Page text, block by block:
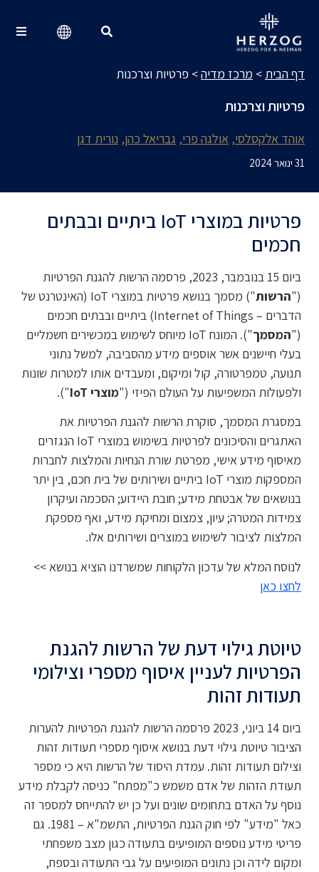
דף הבית > מרכז מדיה> פרטיות וצרכנות
פרטיות וצרכנות
אוהד אלקסלסי אולגה פרי גבריאל כהן נורית דגן
31 ינואר 2024
פרטיות במוצרי IoT ביתיים ובבתים
חכמים
ביום 15 בנובמבר, 2023, פרסמה הרשות להגנת הפרטיות
("הרשות
") מסמך בנושא פרטיות במוצרי IoT (האינטרנט של
הדברים – Internet of Things) ביתיים ובבתים חכמים
("המסמך
"). המונח IoT מיוחס לשימוש במכשירים חשמליים
בעלי חיישנים אשר אוספים מידע מהסביבה, למשל נתוני
תנועה, טמפרטורה, קול ומיקום, ומעבדים אותו למטרות שונות
ולפעולות המשפיעות על העולם הפיזי ("מוצרי IoT
").
במסגרת המסמך, סוקרת הרשות להגנת הפרטיות את
האתגרים והסיכונים לפרטיות בשימוש במוצרי IoT הנגזרים
מאיסוף מידע אישי, מפרטת שורת הנחיות והמלצות לחברות
המספקות מוצרי IoT ביתיים ושירותים של בית חכם, בין יתר
בנושאים של אבטחת מידע; חובת היידוע; הסכמה ועיקרון
צמידות המטרה; עיון, צמצום ומחיקת מידע, ואף מספקת
המלצות לציבור לשימוש במוצרים ושירותים אלו.
לנוסח המלא של עדכון הלקוחות שמשרדנו הוציא בנושא >>
לחצו כאן
טיוטת גילוי דעת של הרשות להגנת
הפרטיות לעניין איסוף מספרי וצילומי
תעודות זהות
ביום 14 ביוני, 2023 פרסמה הרשות להגנת הפרטיות להערות
הציבור טיוטת גילוי דעת בנושא איסוף מספרי תעודות זהות
וצילום תעודות זהות. עמדת היסוד של הרשות היא כי מספר
תעודת הזהות של אדם משמש כ"מפתח" כניסה לקבלת מידע
נוסף על האדם בתחומים שונים ועל כן יש להתייחס למספר זה
כאל "מידע" לפי חוק הגנת הפרטיות, התשמ"א – 1981. גם
פריטי מידע נוספים המופיעים בתעודה כגון מצב משפחתי
ומקום לידה וכן נתונים המופיעים על גבי התעודה ובספח,